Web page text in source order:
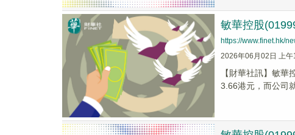
敏華控股
https://www.finet.hk/
2026年06月02日 上午
【財華社訊】敏
3.66港元，而公司